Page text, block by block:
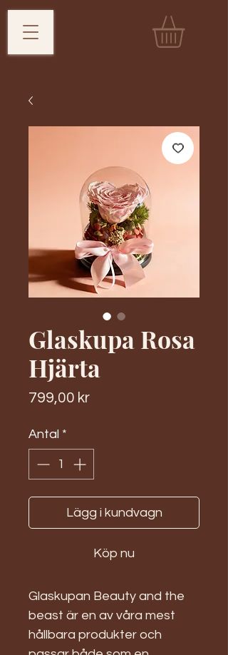
Glaskupa Rosa
Hjärta
799,00 krPris
Antal *
Lägg i kundvagn
Köp nu
Glaskupan Beauty and the
beast är en av våra mest
hållbara produkter och